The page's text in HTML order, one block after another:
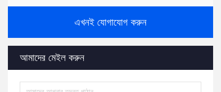
এখনই যোগাযোগ করুন
আমাদের মেইল ​​করুন